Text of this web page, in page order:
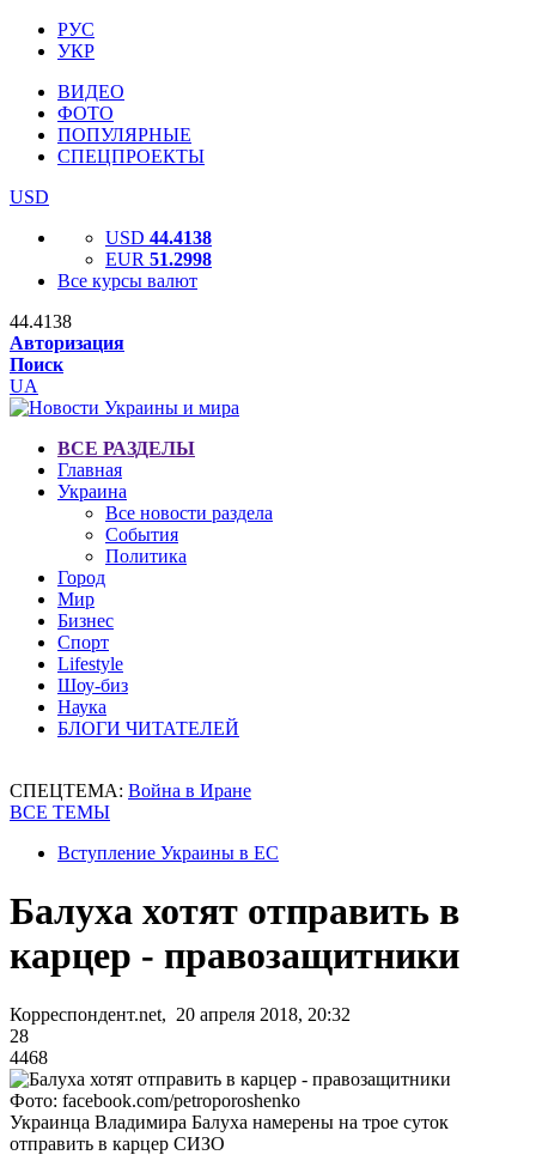
РУС
УКР
ВИДЕО
ФОТО
ПОПУЛЯРНЫЕ
СПЕЦПРОЕКТЫ
USD
USD 44.4138
EUR 51.2998
Все курсы валют
44.4138
Авторизация
Поиск
UA
ВСЕ РАЗДЕЛЫ
Главная
Украина
Все новости раздела
События
Политика
Город
Мир
Бизнес
Спорт
Lifestyle
Шоу-биз
Наука
БЛОГИ ЧИТАТЕЛЕЙ
СПЕЦТЕМА: Война в Иране
ВСЕ ТЕМЫ
Вступление Украины в ЕС
Балуха хотят отправить в
карцер - правозащитники
Корреспондент.net, 20 апреля 2018, 20:32
28
4468
Фото: facebook.com/petroporoshenko
Украинца Владимира Балуха намерены на трое суток
отправить в карцер СИЗО